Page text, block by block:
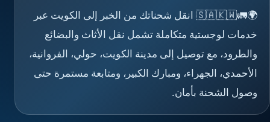
🌍🚛🇸🇦🇰🇼 انقل شحناتك من الخبر إلى الكويت عبر
خدمات لوجستية متكاملة تشمل نقل الأثاث والبضائع
والطرود، مع توصيل إلى مدينة الكويت، حولي، الفروانية،
الأحمدي، الجهراء، ومبارك الكبير، ومتابعة مستمرة حتى
وصول الشحنة بأمان.